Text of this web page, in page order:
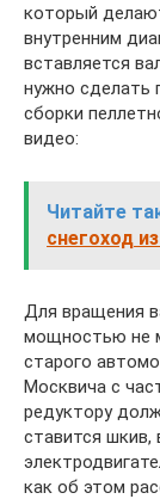
который
внутренним
вставляется
нужно сделать
сборки
видео:
Читайте
снегоход
Для вращения
мощностью не
старого
Москвича с
редуктору
ставится
как об этом